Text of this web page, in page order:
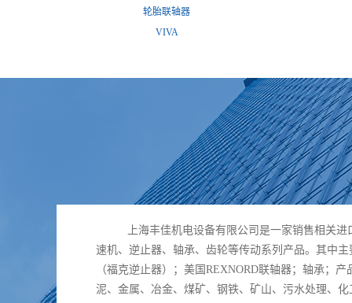
轮胎联轴器
VIVA
上海丰佳机电设备有限公司是一家销售相关
速机、逆止器、轴承、齿轮等传动系列产品。其中
（福克逆止器）；美国REXNORD联轴器；轴承；
泥、金属、冶金、煤矿、钢铁、矿山、污水处理、